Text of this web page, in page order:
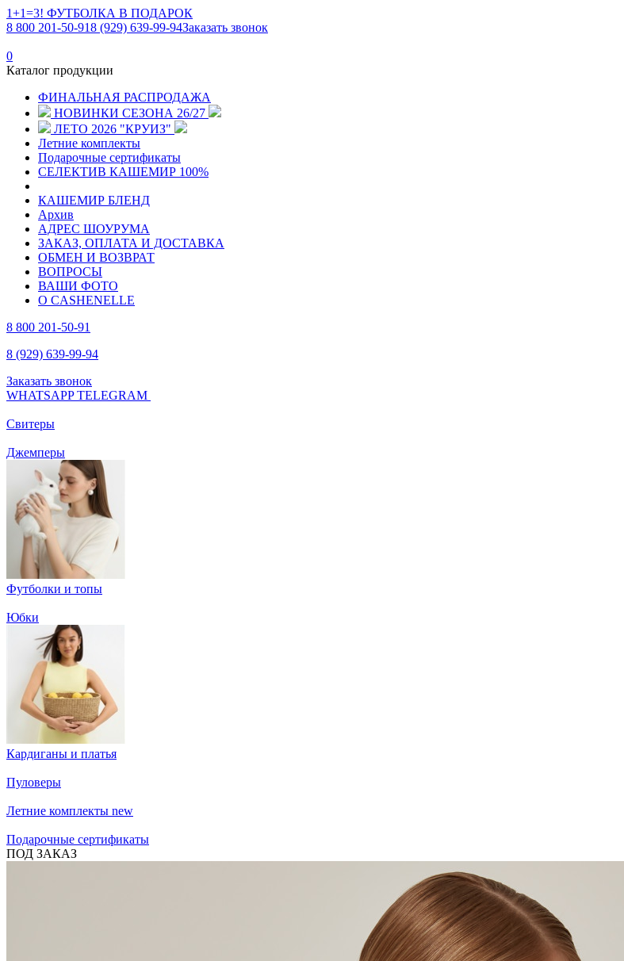
1+1=3! ФУТБОЛКА В ПОДАРОК
8 800 201-50-918 (929) 639-99-94Заказать звонок
0
Каталог продукции
ФИНАЛЬНАЯ РАСПРОДАЖА
НОВИНКИ СЕЗОНА 26/27
ЛЕТО 2026 "КРУИЗ"
Летние комплекты
Подарочные сертификаты
СЕЛЕКТИВ КАШЕМИР 100%
КАШЕМИР БЛЕНД
Архив
АДРЕС ШОУРУМА
ЗАКАЗ, ОПЛАТА И ДОСТАВКА
ОБМЕН И ВОЗВРАТ
ВОПРОСЫ
ВАШИ ФОТО
О CASHENELLE
8 800 201-50-91
8 (929) 639-99-94
Заказать звонок
WHATSAPPTELEGRAM
Свитеры
Джемперы
Футболки и топы
Юбки
Кардиганы и платья
Пуловеры
Летние комплекты new
Подарочные сертификаты
ПОД ЗАКАЗ